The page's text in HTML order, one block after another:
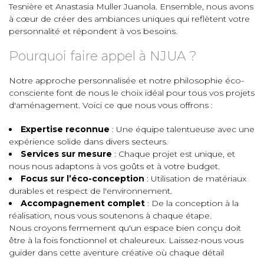
Tesnière et Anastasia Muller Juanola. Ensemble, nous avons
à cœur de créer des ambiances uniques qui reflètent votre
personnalité et répondent à vos besoins.
Pourquoi faire appel à NJUA ?
Notre approche personnalisée et notre philosophie éco-
consciente font de nous le choix idéal pour tous vos projets
d'aménagement. Voici ce que nous vous offrons :
Expertise reconnue : Une équipe talentueuse avec une
expérience solide dans divers secteurs.
Services sur mesure : Chaque projet est unique, et
nous nous adaptons à vos goûts et à votre budget.
Focus sur l’éco-conception : Utilisation de matériaux
durables et respect de l'environnement.
Accompagnement complet : De la conception à la
réalisation, nous vous soutenons à chaque étape.
Nous croyons fermement qu'un espace bien conçu doit
être à la fois fonctionnel et chaleureux. Laissez-nous vous
guider dans cette aventure créative où chaque détail